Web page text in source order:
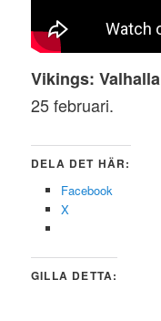
Vikings: Valhalla
25 februari.
DELA DET HÄR:
Facebook
X
GILLA DETTA: